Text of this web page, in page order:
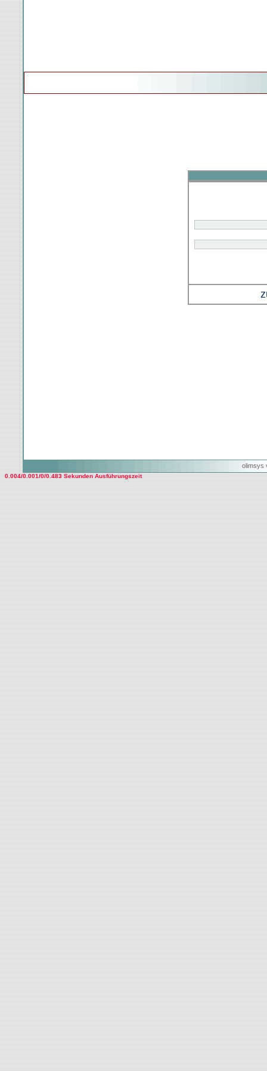
olimsys
0.004/0.001/0/0.483 Sekunden Ausführungszeit